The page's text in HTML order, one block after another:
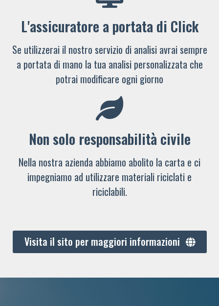
L'assicuratore a portata di Click
Se utilizzerai il nostro servizio di analisi avrai sempre
a portata di mano la tua analisi personalizzata che
potrai modificare ogni giorno
Non solo responsabilità civile
Nella nostra azienda abbiamo abolito la carta e ci
impegniamo ad utilizzare materiali riciclati e
riciclabili.
Visita il sito per maggiori informazioni